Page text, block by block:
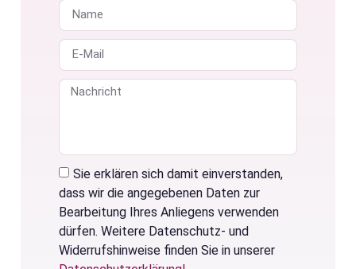
Sie erklären sich damit einverstanden,
dass wir die angegebenen Daten zur
Bearbeitung Ihres Anliegens verwenden
dürfen. Weitere Datenschutz- und
Widerrufshinweise finden Sie in unserer